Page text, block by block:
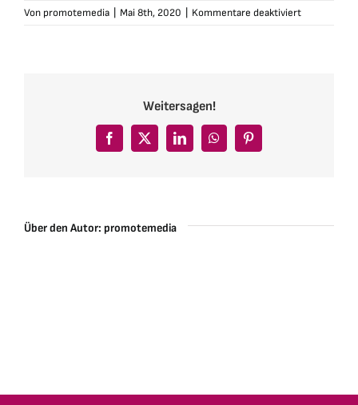
Von promotemedia Mai 8th, 2020 Kommentare deaktiviertfür
Weitersagen!
Facebook
X LinkedInWhatsAppPinterest
Über den Autor: promotemedia